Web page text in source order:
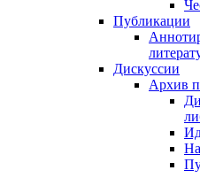
Публикации
Дискуссии
Архив